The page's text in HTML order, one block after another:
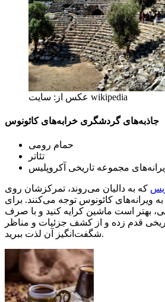
عکس از: سایت wikipedia
جاذبه‌های گردشگری خرابه‌های کائونوس
حمام رومی
تئاتر
مجموعه تاریخی آکروپلیس
که به دالیان می‌روند، تمرکزشان روی
ویرانه‌های کائونوس توجه می‌کنند. برای
بهتر است ماشین کرایه کنید و با صرف
قدم زده و از کشف جزئیات و مناظر
شگفت‌انگیز آن لذت ببرید.